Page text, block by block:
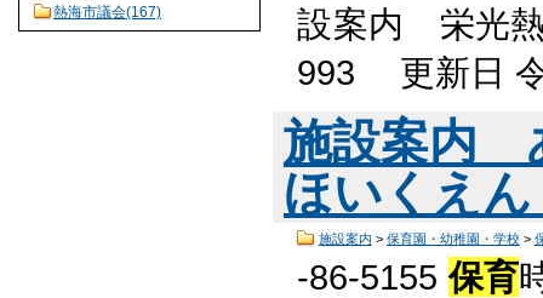
熱海市議会(167)
設案内 栄光
993 更新日
施設案内
ほいくえ
施設案内 > 保育園・幼稚園・学校>
-86-5155保育